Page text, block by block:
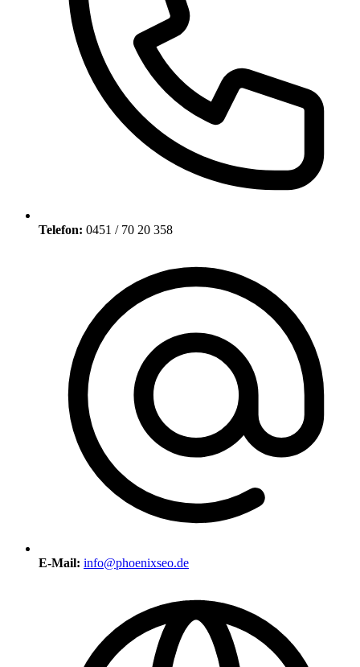
Telefon: 0451 / 70 20 358
E-Mail: info@phoenixseo.de